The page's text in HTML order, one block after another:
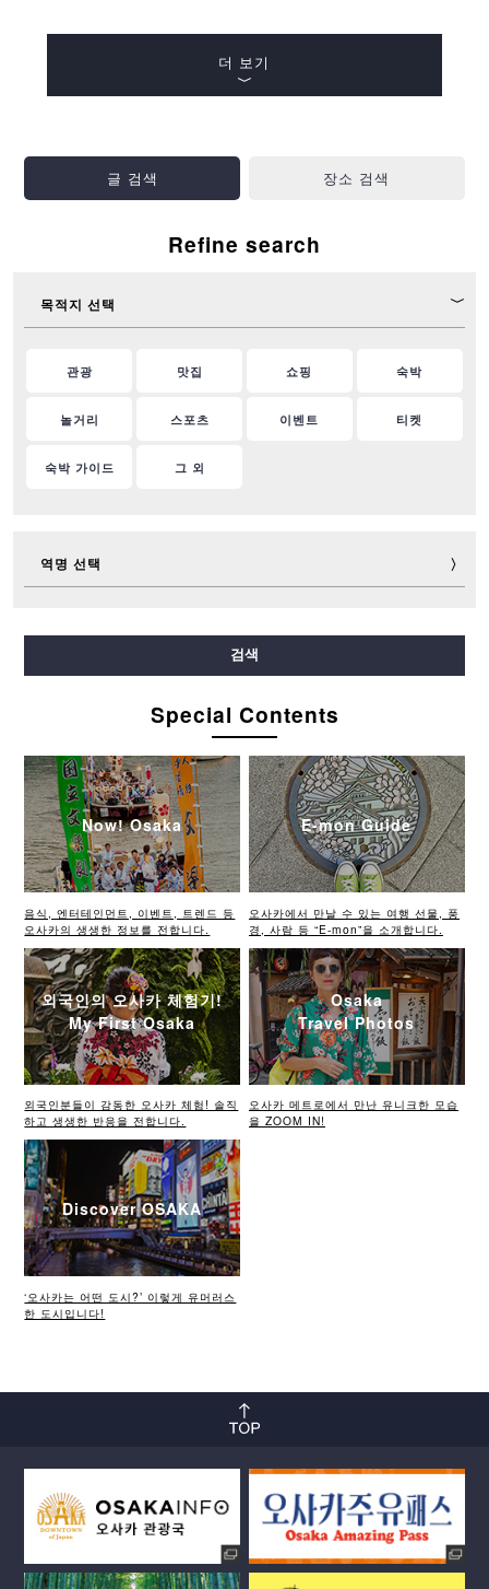
더 보기
글 검색 장소 검색
Refine search
목적지 선택
관광 맛집 쇼핑 숙박
놀거리 스포츠 이벤트 티켓
숙박 가이드 그 외
역명 선택
사카이스지선
뉴트램
검색
Special Contents
Now! Osaka
음식, 엔터테인먼트, 이벤트, 트렌드 등
오사카의 생생한 정보를 전합니다.
E-mon Guide
오사카에서 만날 수 있는 여행 선물, 풍
경, 사람 등 “E-mon”을 소개합니다.
외국인의 오사카 체험기!
My First Osaka
외국인분들이 감동한 오사카 체험! 솔직
하고 생생한 반응을 전합니다.
Osaka
Travel Photos
오사카 메트로에서 만난 유니크한 모습
을 ZOOM IN!
Discover OSAKA
‘오사카는 어떤 도시?’ 이렇게 유머러스
한 도시입니다!